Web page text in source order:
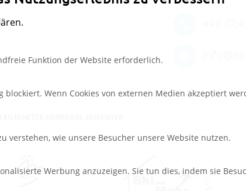
Funktion der Website erforderlich.
Wenn Cookies von externen Medien akzeptiert
verstehen, wie unsere Besucher unsere Website nutzen.
Werbung anzuzeigen. Sie tun dies, indem sie